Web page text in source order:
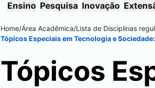
Ensino Pesquisa Inovação
Home/Área Acadêmica/Lista de Disciplinas
Tópicos Especiais em Tecnologia e
Tópicos